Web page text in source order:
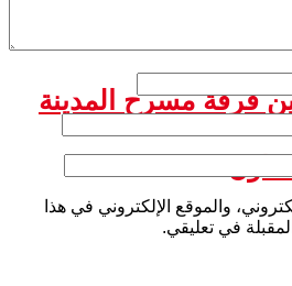
فرقة مسرح المدينة
والموقع الإلكتروني في هذا
في تعليقي.